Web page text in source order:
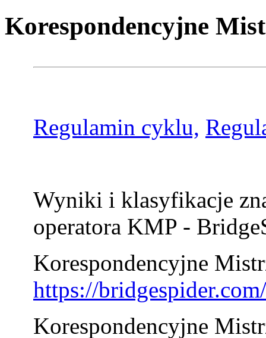
Korespondencyjne
Regulamin cyklu,
Wyniki i klasyfikacje
operatora KMP -
Korespondencyjne
https://
Korespondencyjne